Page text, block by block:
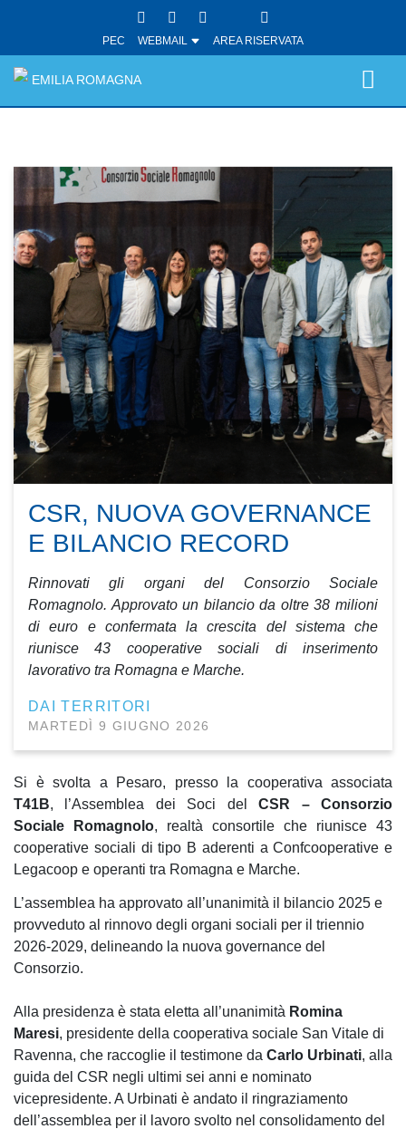
PEC WEBMAIL AREA RISERVATA
EMILIA ROMAGNA
CSR, NUOVA GOVERNANCE
E BILANCIO RECORD
Rinnovati gli organi del Consorzio Sociale
Romagnolo. Approvato un bilancio da oltre 38 milioni
di euro e confermata la crescita del sistema che
riunisce 43 cooperative sociali di inserimento
lavorativo tra Romagna e Marche.
DAI TERRITORI
MARTEDÌ 9 GIUGNO 2026
Si è svolta a Pesaro, presso la cooperativa associata
T41B, l’Assemblea dei Soci delCSR – Consorzio
Sociale Romagnolo, realtà consortile che riunisce 43
cooperative sociali di tipo B aderenti a Confcooperative e
Legacoop e operanti tra Romagna e Marche.
L’assemblea ha approvato all’unanimità il bilancio 2025 e
provveduto al rinnovo degli organi sociali per il triennio
2026-2029, delineando la nuova governance del
Consorzio.
Alla presidenza è stata eletta all’unanimità Romina
Maresi, presidente della cooperativa sociale San Vitale di
Ravenna, che raccoglie il testimone da Carlo Urbinati, alla
guida del CSR negli ultimi sei anni e nominato
vicepresidente. A Urbinati è andato il ringraziamento
dell’assemblea per il lavoro svolto nel consolidamento del